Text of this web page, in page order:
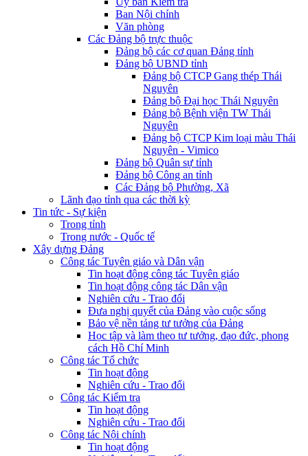
Ban Nội chính
Văn phòng
Các Đảng bộ trực thuộc
Đảng bộ các cơ quan Đảng tỉnh
Đảng bộ UBND tỉnh
Đảng bộ CTCP Gang thép Thái
Nguyên
Đảng bộ Đại học Thái Nguyên
Đảng bộ Bệnh viện TW Thái
Nguyên
Đảng bộ CTCP Kim loại màu Thái
Nguyên - Vimico
Đảng bộ Quân sự tỉnh
Đảng bộ Công an tỉnh
Các Đảng bộ Phường, Xã
Lãnh đạo tỉnh qua các thời kỳ
Tin tức - Sự kiện
Trong tỉnh
Trong nước - Quốc tế
Xây dựng Đảng
Công tác Tuyên giáo và Dân vận
Tin hoạt động công tác Tuyên giáo
Tin hoạt động công tác Dân vận
Nghiên cứu - Trao đổi
Đưa nghị quyết của Đảng vào cuộc sống
Bảo vệ nền tảng tư tưởng của Đảng
Học tập và làm theo tư tưởng, đạo đức, phong
cách Hồ Chí Minh
Công tác Tổ chức
Tin hoạt động
Nghiên cứu - Trao đổi
Công tác Kiểm tra
Tin hoạt động
Nghiên cứu - Trao đổi
Công tác Nội chính
Tin hoạt động